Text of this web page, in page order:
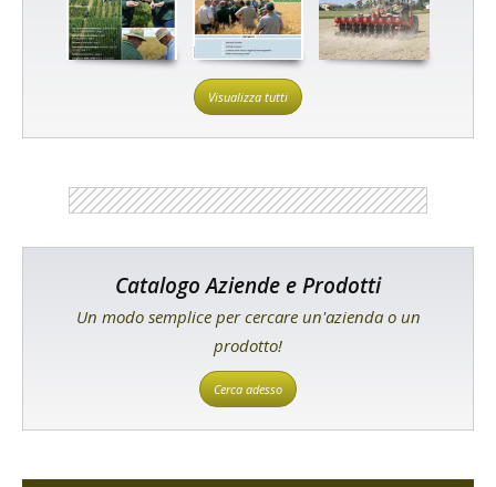
Visualizza tutti
Catalogo Aziende e Prodotti
Un modo semplice per cercare un'azienda o un
prodotto!
Cerca adesso